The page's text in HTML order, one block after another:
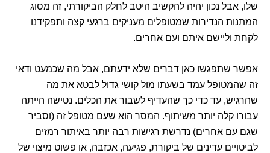
שלו, אבל נכון יהיה להקשיב היטב לחלק הביקורתי, זה מסוג
המתנות הנדירות שמטופלים מעניקים ברגעי קצה ותפקידנו
לקחת וליישם איתם ועם אחרים.
אפשר שתפגשו כאן דברים שלא ידעתם, אבל מה שכמעט ודאי
זה שהמטופל עמד בשעתו מול קושי גדול לבטא את מה
שהרגיש, עד כדי כך שהעדיף לשבור את הכלים. נטישה הייתה
עבורו קלה יותר משיתוף. המסר הוא שעם מטופל זה (וסביר
שגם עם אחרים) נדרשת רגישות רבה יותר באיתור רמזים
לביטויים עדינים של ביקורת, פגיעה, אכזבה, או פשוט מיצוי של